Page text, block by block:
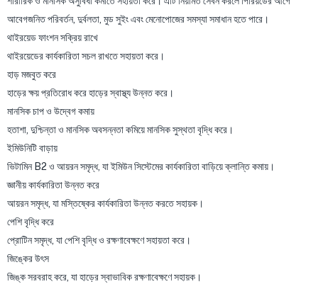
আবেগজনিত পরিবর্তন, দুর্বলতা, মুড সুইং এবং মেনোপোজের সমস্যা সমাধান হতে পারে।
থাইরয়েড ফাংশন সক্রিয় রাখে
থাইরয়েডের কার্যকারিতা সচল রাখতে সহায়তা করে।
হাড় মজবুত করে
হাড়ের ক্ষয় প্রতিরোধ করে হাড়ের স্বাস্থ্য উন্নত করে।
মানসিক চাপ ও উদ্বেগ কমায়
হতাশা, দুশ্চিন্তা ও মানসিক অবসন্নতা কমিয়ে মানসিক সুস্থতা বৃদ্ধি করে।
ইমিউনিটি বাড়ায়
ভিটামিন B2 ও আয়রন সমৃদ্ধ, যা ইমিউন সিস্টেমের কার্যকারিতা বাড়িয়ে ক্লান্তি কমায়।
জ্ঞানীয় কার্যকারিতা উন্নত করে
আয়রন সমৃদ্ধ, যা মস্তিষ্কের কার্যকারিতা উন্নত করতে সহায়ক।
পেশি বৃদ্ধি করে
প্রোটিন সমৃদ্ধ, যা পেশি বৃদ্ধি ও রক্ষণাবেক্ষণে সহায়তা করে।
জিঙ্কের উৎস
জিঙ্ক সরবরাহ করে, যা হাড়ের স্বাভাবিক রক্ষণাবেক্ষণে সহায়ক।